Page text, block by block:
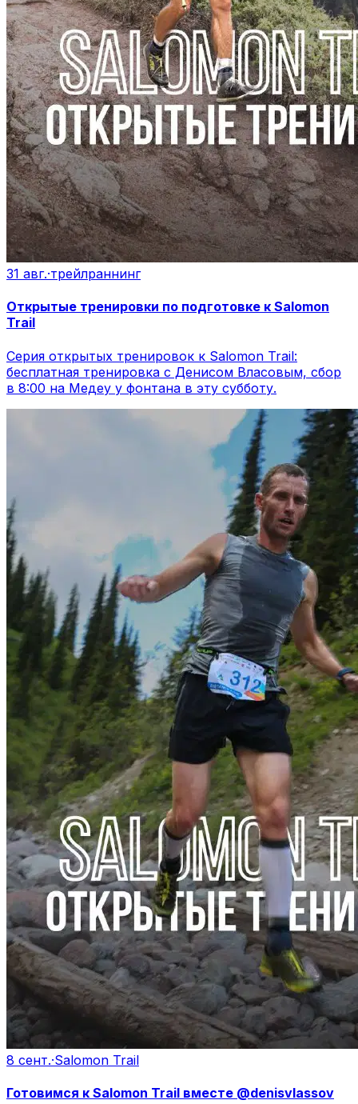
31 авг.·трейлраннинг
Открытые тренировки по подготовке к Salomon
Trail
Серия открытых тренировок к Salomon Trail:
бесплатная тренировка с Денисом Власовым, сбор
в 8:00 на Медеу у фонтана в эту субботу.
8 сент.·Salomon Trail
Готовимся к Salomon Trail вместе @denisvlassov